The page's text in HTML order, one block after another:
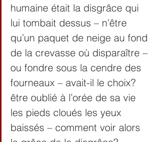
humaine était la disgrâce qui
lui tombait dessus – n’être
qu’un paquet de neige au fond
de la crevasse où disparaître –
ou fondre sous la cendre des
fourneaux – avait-il le choix?
être oublié à l’orée de sa vie
les pieds cloués les yeux
baissés – comment voir alors